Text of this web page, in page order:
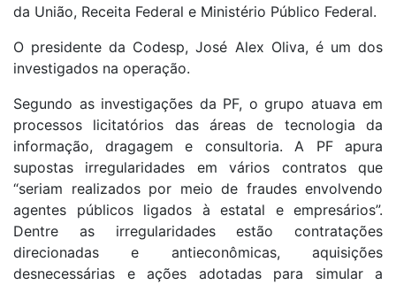
da União, Receita Federal e Ministério Público Federal.
O presidente da Codesp, José Alex Oliva, é um dos
investigados na operação.
Segundo as investigações da PF, o grupo atuava em
processos licitatórios das áreas de tecnologia da
informação, dragagem e consultoria. A PF apura
supostas irregularidades em vários contratos que
“seriam realizados por meio de fraudes envolvendo
agentes públicos ligados à estatal e empresários”.
Dentre as irregularidades estão contratações
direcionadas e antieconômicas, aquisições
desnecessárias e ações adotadas para simular a